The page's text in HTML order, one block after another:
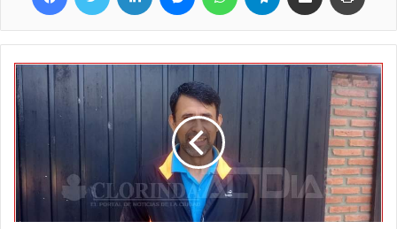
si no se toman los recaudos necesarios.